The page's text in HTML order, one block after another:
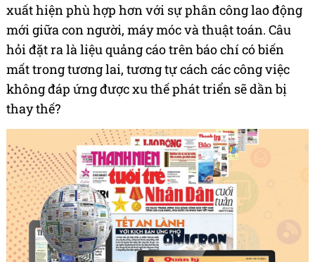
xuất hiện phù hợp hơn với sự phân công lao động
mới giữa con người, máy móc và thuật toán. Câu
hỏi đặt ra là liệu quảng cáo trên báo chí có biến
mất trong tương lai, tương tự cách các công việc
không đáp ứng được xu thế phát triển sẽ dần bị
thay thế?